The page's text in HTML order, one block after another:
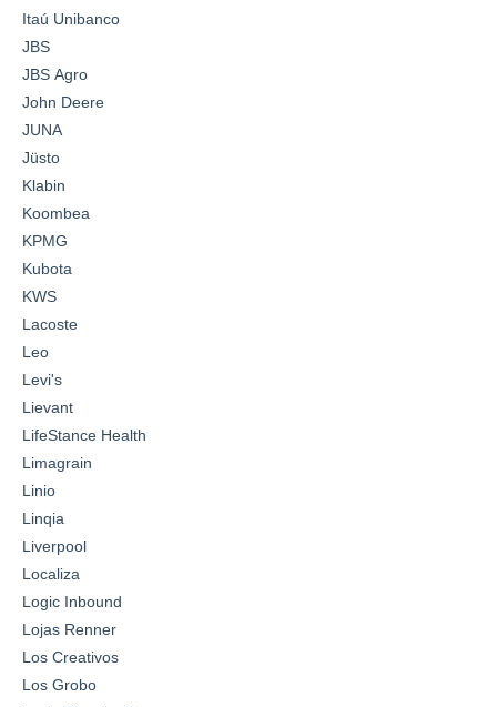
Itaú Unibanco
JBS
JBS Agro
John Deere
JUNA
Jüsto
Klabin
Koombea
KPMG
Kubota
KWS
Lacoste
Leo
Levi's
Lievant
LifeStance Health
Limagrain
Linio
Linqia
Liverpool
Localiza
Logic Inbound
Lojas Renner
Los Creativos
Los Grobo